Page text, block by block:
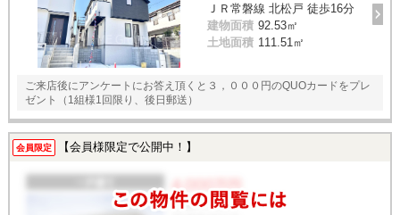
ＪＲ常磐線 北松戸 徒歩16分
建物面積 92.53㎡
土地面積 111.51㎡
ご来店後にアンケートにお答え頂くと３，０００円のQUOカードをプレ
ゼント（1組様1回限り、後日郵送）
会員限定 【会員様限定で公開中！】